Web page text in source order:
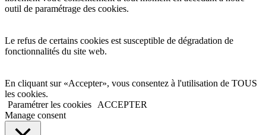
outil de paramétrage des cookies.
Le refus de certains cookies est susceptible de dégradation de
fonctionnalités du site web.
En cliquant sur «Accepter», vous consentez à l'utilisation de TOUS
les cookies.
Paramétrer les cookies
ACCEPTER
Manage consent